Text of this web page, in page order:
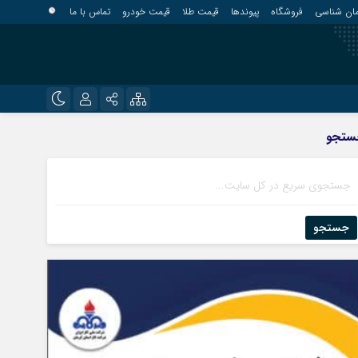
شناسی فروشگاه پیوندها قیمت طلا قیمت خودرو تماس با ما
رمز عبور
نرماشیر
جستجو